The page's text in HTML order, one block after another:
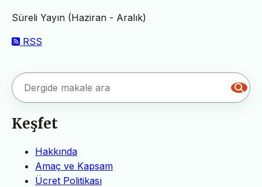
Süreli Yayın (Haziran - Aralık)
RSS
Keşfet
Hakkında
Amaç ve Kapsam
Ücret Politikası